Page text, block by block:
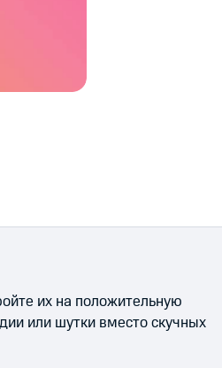
их на положительную
или шутки вместо скучных